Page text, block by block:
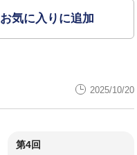
お気に入りに追加
2025/10/20
第4回